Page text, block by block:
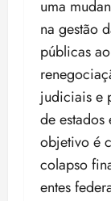
uma
na gestão
públicas
judiciais e
de
objetivo é
colapso
entes